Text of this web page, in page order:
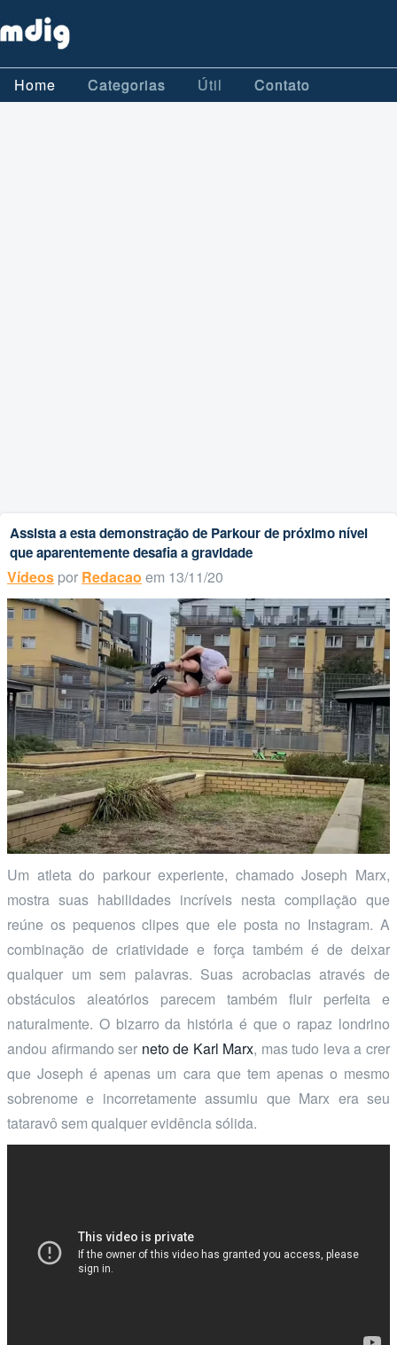
Home Categorias Útil Contato
Assista a esta demonstração de Parkour de próximo nível
que aparentemente desafia a gravidade
Vídeos por Redacao em 13/11/20
Um atleta do parkour experiente, chamado Joseph Marx,
mostra suas habilidades incríveis nesta compilação que
reúne os pequenos clipes que ele posta no Instagram. A
combinação de criatividade e força também é de deixar
qualquer um sem palavras. Suas acrobacias através de
obstáculos aleatórios parecem também fluir perfeita e
naturalmente. O bizarro da história é que o rapaz londrino
andou afirmando ser neto de Karl Marx, mas tudo leva a crer
que Joseph é apenas um cara que tem apenas o mesmo
sobrenome e incorretamente assumiu que Marx era seu
tataravô sem qualquer evidência sólida.